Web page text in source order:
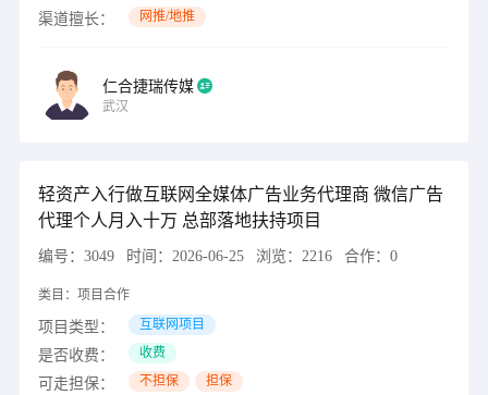
渠道擅长： 网推/地推
仁合捷瑞传媒
武汉
轻资产入行做互联网全媒体广告业务代理商 微信广告
代理个人月入十万 总部落地扶持项目
编号： 3049 时间： 2026-06-25 浏览： 2216 合作： 0
类目： 项目合作
项目类型： 互联网项目
是否收费： 收费
可走担保： 不担保 担保